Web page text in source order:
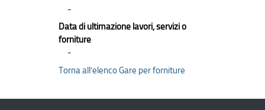
-
Data di ultimazione lavori, servizi o
forniture
-
Torna all’elenco Gare per forniture